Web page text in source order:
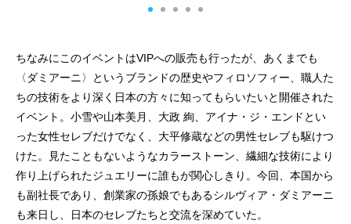
ちなみにこのイベントはVIPへの販売も行ったが、あくまでも
〈ダミアーニ〉というブランドの歴史やフィロソフィー、職人た
ちの技術をより深く日本の方々に知ってもらいたいと開催された
イベント。小雪や山本美月、大政 絢、アイナ・ジ・エンドとい
った女性セレブだけでなく、大平修蔵などの男性セレブも駆けつ
けた。見たこともないようなカラーストーン、繊細な技術により
作り上げられたジュエリーに誰もが関心しきり。今回、本国から
も副社長であり、創業家の孫娘でもあるシルヴィア・ダミアーニ
も来日し、日本のセレブたちと交流を深めていた。